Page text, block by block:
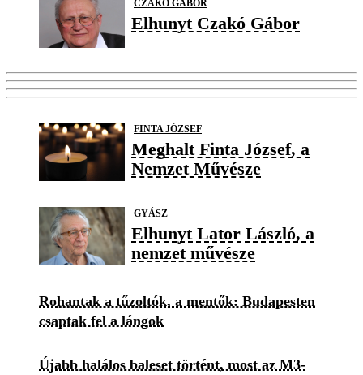
CZAKÓ GÁBOR
Elhunyt Czakó Gábor
FINTA JÓZSEF
Meghalt Finta József, a
Nemzet Művésze
GYÁSZ
Elhunyt Lator László, a
nemzet művésze
Rohantak a tűzoltók, a mentők: Budapesten
csaptak fel a lángok
Újabb halálos baleset történt, most az M3-